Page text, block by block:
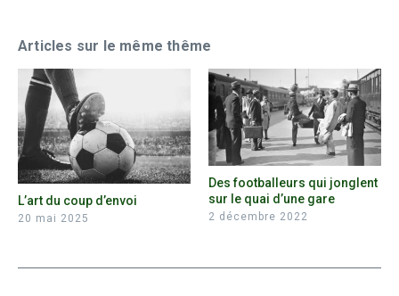
Articles sur le même thême
L’art du coup d’envoi
20 mai 2025
Des footballeurs qui jonglent
sur le quai d’une gare
2 décembre 2022